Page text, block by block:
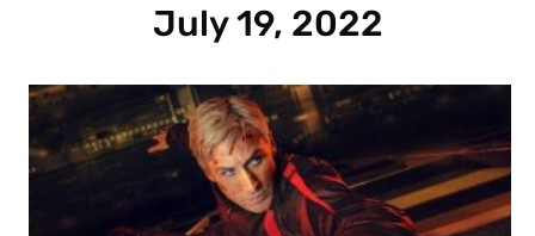
July 19, 2022